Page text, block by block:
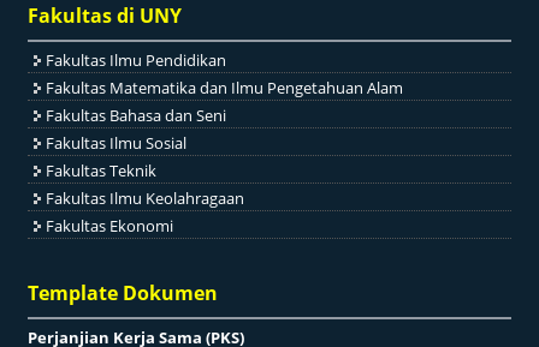
Fakultas di UNY
Fakultas Ilmu Pendidikan
Fakultas Matematika dan Ilmu Pengetahuan Alam
Fakultas Bahasa dan Seni
Fakultas Ilmu Sosial
Fakultas Teknik
Fakultas Ilmu Keolahragaan
Fakultas Ekonomi
Template Dokumen
Perjanjian Kerja Sama (PKS)